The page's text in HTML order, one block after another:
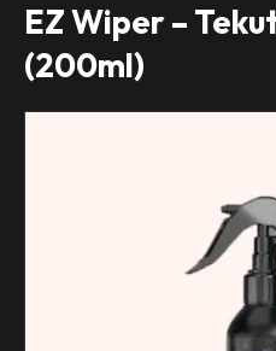
EZ Wiper –
(200ml)